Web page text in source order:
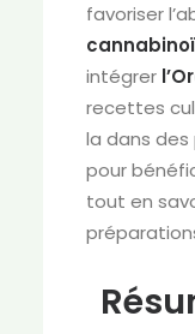
favoriser
intégrer
recettes
la dans
pour
tout en